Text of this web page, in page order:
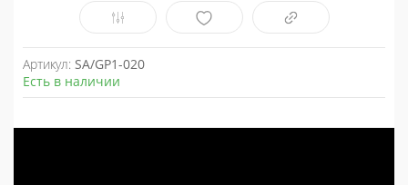
Артикул: SA/GP1-020
Есть в наличии